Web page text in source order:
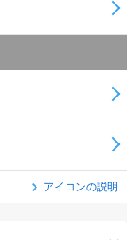
アイコンの説明